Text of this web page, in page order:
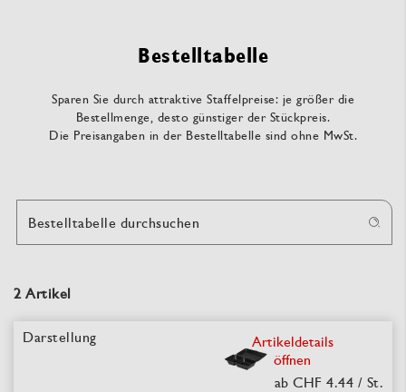
Bestelltabelle
Sparen Sie durch attraktive Staffelpreise: je größer die
Bestellmenge, desto günstiger der Stückpreis.
Die Preisangaben in der Bestelltabelle sind ohne MwSt.
2 Artikel
Bestelltabelle durchsuchen
Artikeldetails
öffnen
ab CHF 4.44 / St.